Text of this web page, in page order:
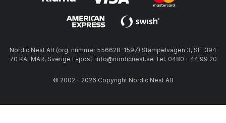
Nordic Nest AB (org. nummer 556628-1597) Stämpelvägen 3, SE-394
70 KALMAR, Sverige E-post: info@nordicnest.se Tel. 0480 - 44 99 20
© 2002 - 2026 Copyright Nordic Nest AB